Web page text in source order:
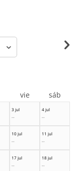
3 jul
--
4 jul
--
10 jul
--
11 jul
--
17 jul
--
18 jul
--
vie sáb